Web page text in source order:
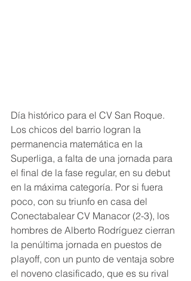
Día histórico para el CV San Roque.
Los chicos del barrio logran la
permanencia matemática en la
Superliga, a falta de una jornada para
el final de la fase regular, en su debut
en la máxima categoría. Por si fuera
poco, con su triunfo en casa del
Conectabalear CV Manacor (2-3), los
hombres de Alberto Rodríguez cierran
la penúltima jornada en puestos de
playoff, con un punto de ventaja sobre
el noveno clasificado, que es su rival